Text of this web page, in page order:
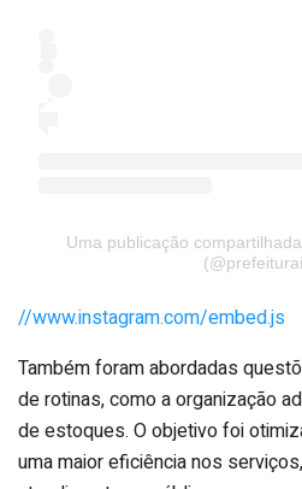
Uma publicação
//www.instagram.com/embed.js
Também foram abordadas
de rotinas, como a organização
de estoques. O objetivo foi
uma maior eficiência nos